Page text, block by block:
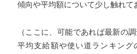
傾向や平均額について少し触れて
（ここに、可能であれば最新の
平均支給額や使い道ランキング